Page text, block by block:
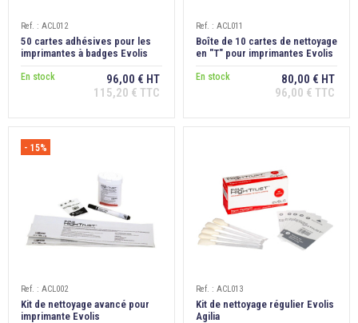
Ref. : ACL012
50 cartes adhésives pour les
imprimantes à badges Evolis
En stock
96,00 € HT
115,20 € TTC
Ref. : ACL011
Boîte de 10 cartes de nettoyage
en "T" pour imprimantes Evolis
En stock
80,00 € HT
96,00 € TTC
- 15%
Ref. : ACL002
Kit de nettoyage avancé pour
imprimante Evolis
Ref. : ACL013
Kit de nettoyage régulier Evolis
Agilia